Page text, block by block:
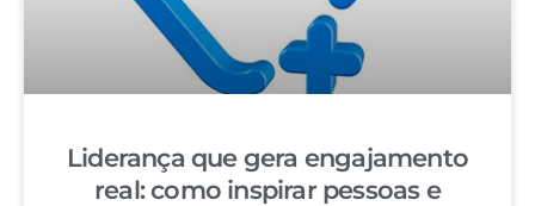
Liderança que gera engajamento
real: como inspirar pessoas e